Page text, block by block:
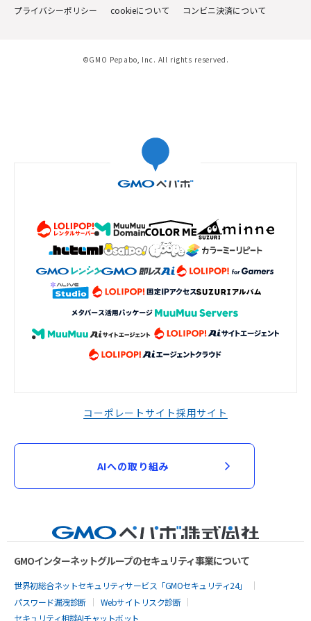
プライバシーポリシー
cookieについて コンビニ決済について
©GMO Pepabo, Inc. All rights reserved.
コーポレートサイト採用サイト
AIへの取り組み
GMOインターネットグループのセキュリティ事業について
世界初総合ネットセキュリティサービス「GMOセキュリティ24」
パスワード漏洩診断
Webサイトリスク診断
セキュリティ相談AIチャットボット